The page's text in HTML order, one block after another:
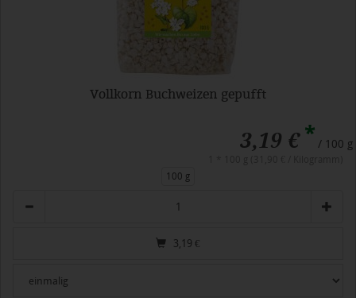
Vollkorn Buchweizen gepufft
3,19 €* / 100 g
100 g
3,19 €